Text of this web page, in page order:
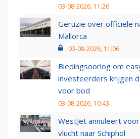
03-08-2026, 11:26
Geruzie over officiële
Mallorca
03-08-2026, 11:06
Biedingsoorlog om
investeerders krijgen
voor bod
03-08-2026, 10:43
WestJet annuleert
vlucht naar Schiphol